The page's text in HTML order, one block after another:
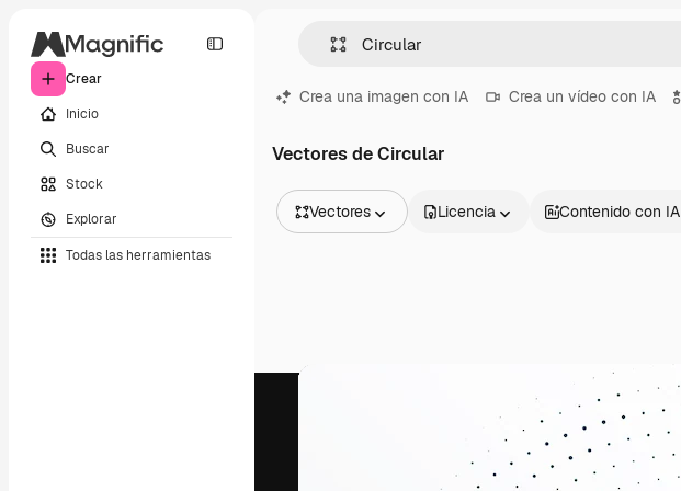
Crear
Inicio
Buscar
Stock
Explorar
Todas las herramientas
Crea una imagen con IA Crea un vídeo con IA
Vectores de Circular
Vectores
Vídeos
Licencia Contenido con IA